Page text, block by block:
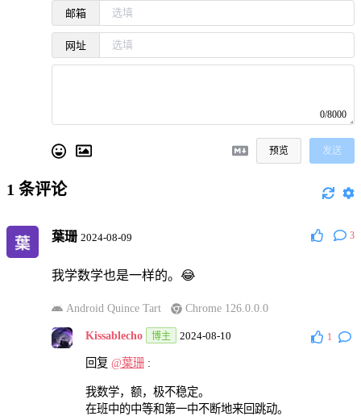
邮箱
网址
0/8000
预览 发送
1 条评论
葉珊 2024-08-09 3
我学数学也是一样的。😂
Android Quince Tart Chrome 126.0.0.0
Kissablecho 博主 2024-08-10 1
回复 @葉珊:
我数学，额，极不稳定。
在班中的中等和第一中不断地来回跳动。